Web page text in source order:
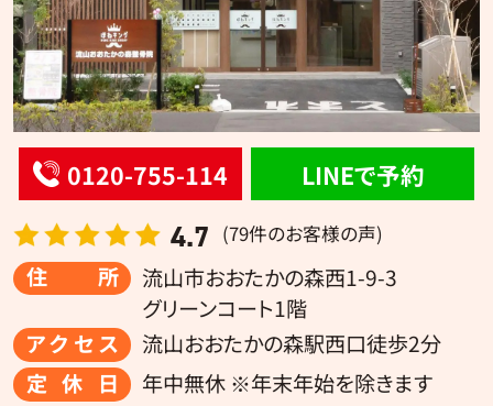
4.7 (79件のお客様の声)
住所
流山市おおたかの森西1-9-3
グリーンコート1階
アクセス
流山おおたかの森駅西口徒歩2分
定休日
年中無休 ※年末年始を除きます
0120-755-114 LINEで予約